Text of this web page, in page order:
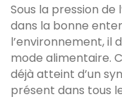
Sous la pression
dans la bonne
l’environnement, il
mode alimentaire.
déjà atteint d’un
présent dans tous